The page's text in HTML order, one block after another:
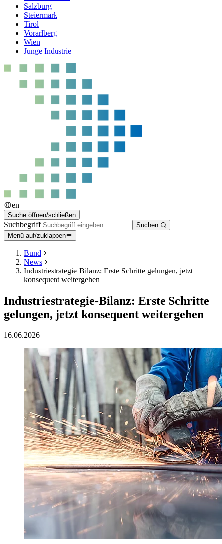
Salzburg
Steiermark
Tirol
Vorarlberg
Wien
Junge Industrie
en
Suche öffnen/schließen
Suchbegriff
Suchen
Menü auf/zuklappen
Bund
News
Industriestrategie-Bilanz: Erste Schritte gelungen, jetzt
konsequent weitergehen
Industriestrategie-Bilanz: Erste Schritte
gelungen, jetzt konsequent weitergehen
16.06.2026